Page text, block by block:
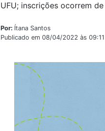
UFU; inscrições ocorrem de
Por: Ítana Santos
Publicado em 08/04/2022 às